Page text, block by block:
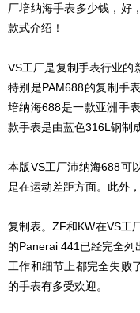
厂培纳海手表多少钱，好
款式介绍！
VS工厂是复制手表行业的
特别是PAM688的复制手
培纳海688是一款亚洲手
款手表是由蓝色316L钢制
本版VS工厂沛纳海688可
是在运动差距方面。此外
复制表。ZF和KW在VS工
的Panerai 441已经完全
工作和细节上都完全失败
的手表有多受欢迎。